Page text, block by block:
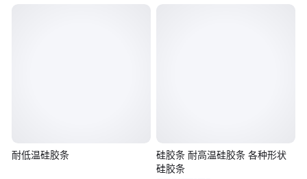
耐低温硅胶条
硅胶条 耐高温硅胶条 各种形状
硅胶条